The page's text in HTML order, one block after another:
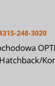
248-3020